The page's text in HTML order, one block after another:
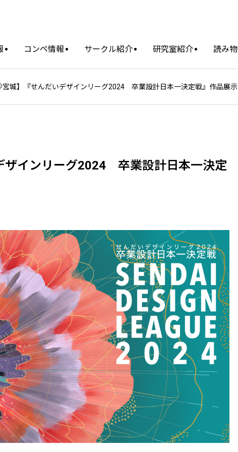
コンペ情報 サークル紹介 研究室紹介 読み物
宮城】『せんだいデザインリーグ2024 卒業設計日本一決定戦』作品展示
ザインリーグ2024 卒業設計日本一決定